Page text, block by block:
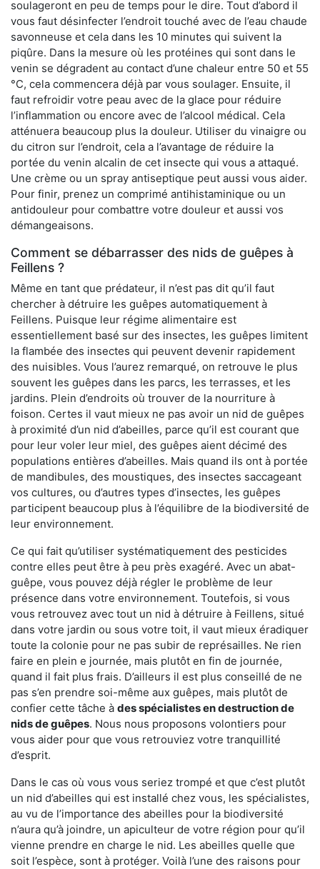
soulageront en peu de temps pour le dire. Tout d’abord il
vous faut désinfecter l’endroit touché avec de l’eau chaude
savonneuse et cela dans les 10 minutes qui suivent la
piqûre. Dans la mesure où les protéines qui sont dans le
venin se dégradent au contact d’une chaleur entre 50 et 55
°C, cela commencera déjà par vous soulager. Ensuite, il
faut refroidir votre peau avec de la glace pour réduire
l’inflammation ou encore avec de l’alcool médical. Cela
atténuera beaucoup plus la douleur. Utiliser du vinaigre ou
du citron sur l’endroit, cela a l’avantage de réduire la
portée du venin alcalin de cet insecte qui vous a attaqué.
Une crème ou un spray antiseptique peut aussi vous aider.
Pour finir, prenez un comprimé antihistaminique ou un
antidouleur pour combattre votre douleur et aussi vos
démangeaisons.
Comment se débarrasser des nids de guêpes à
Feillens ?
Même en tant que prédateur, il n’est pas dit qu’il faut
chercher à détruire les guêpes automatiquement à
Feillens. Puisque leur régime alimentaire est
essentiellement basé sur des insectes, les guêpes limitent
la flambée des insectes qui peuvent devenir rapidement
des nuisibles. Vous l’aurez remarqué, on retrouve le plus
souvent les guêpes dans les parcs, les terrasses, et les
jardins. Plein d’endroits où trouver de la nourriture à
foison. Certes il vaut mieux ne pas avoir un nid de guêpes
à proximité d’un nid d’abeilles, parce qu’il est courant que
pour leur voler leur miel, des guêpes aient décimé des
populations entières d’abeilles. Mais quand ils ont à portée
de mandibules, des moustiques, des insectes saccageant
vos cultures, ou d’autres types d’insectes, les guêpes
participent beaucoup plus à l’équilibre de la biodiversité de
leur environnement.
Ce qui fait qu’utiliser systématiquement des pesticides
contre elles peut être à peu près exagéré. Avec un abat-
guêpe, vous pouvez déjà régler le problème de leur
présence dans votre environnement. Toutefois, si vous
vous retrouvez avec tout un nid à détruire à Feillens, situé
dans votre jardin ou sous votre toit, il vaut mieux éradiquer
toute la colonie pour ne pas subir de représailles. Ne rien
faire en plein e journée, mais plutôt en fin de journée,
quand il fait plus frais. D’ailleurs il est plus conseillé de ne
pas s’en prendre soi-même aux guêpes, mais plutôt de
confier cette tâche à des spécialistes en destruction de
nids de guêpes. Nous nous proposons volontiers pour
vous aider pour que vous retrouviez votre tranquillité
d’esprit.
Dans le cas où vous vous seriez trompé et que c’est plutôt
un nid d’abeilles qui est installé chez vous, les spécialistes,
au vu de l’importance des abeilles pour la biodiversité
n’aura qu’à joindre, un apiculteur de votre région pour qu’il
vienne prendre en charge le nid. Les abeilles quelle que
soit l’espèce, sont à protéger. Voilà l’une des raisons pour